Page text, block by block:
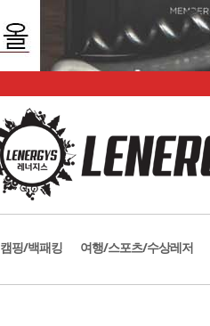
캠핑/백패킹 여행/스포츠/수상레저